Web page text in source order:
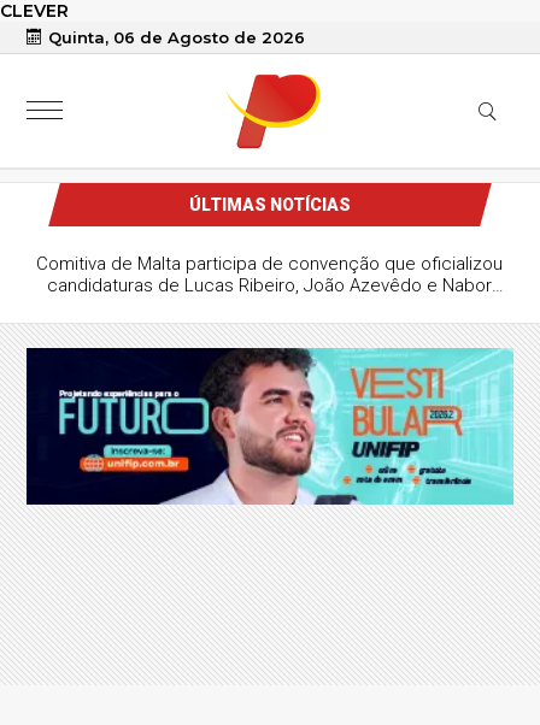
CLEVER
Quinta, 06 de Agosto de 2026
ÚLTIMAS NOTÍCIAS
Comitiva de Malta participa de convenção que oficializou
candidaturas de Lucas Ribeiro, João Azevêdo e Nabor